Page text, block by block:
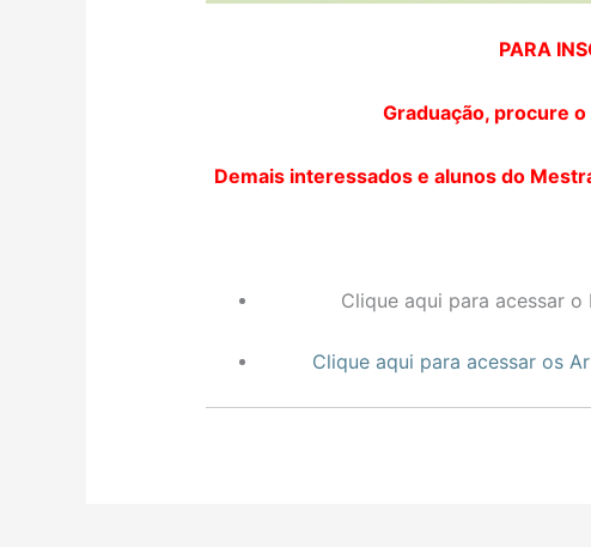
PARA
Graduação, procure
Demais interessados e alunos do
Clique aqui para acessar
Clique aqui para acessar os